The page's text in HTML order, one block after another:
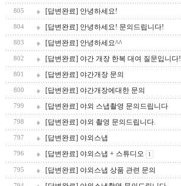
805 [답변완료] 안녕하세요!
804 [답변완료] 안녕하세요! 문의드립니다!
803 [답변완료] 안녕하세요^^
802 [답변완료] 야간 개장 한복 대여 질문입니다!
801 [답변완료] 야간개장 문의
800 [답변완료] 야간개장에대한 문의
799 [답변완료] 야외 스냅촬영 문의드립니다
798 [답변완료] 야외 촬영 문의드립니다.
797 [답변완료] 야외스냅
796 [답변완료] 야외스냅 + 스튜디오 1
795 [답변완료] 야외스냅 상품 관련 문의